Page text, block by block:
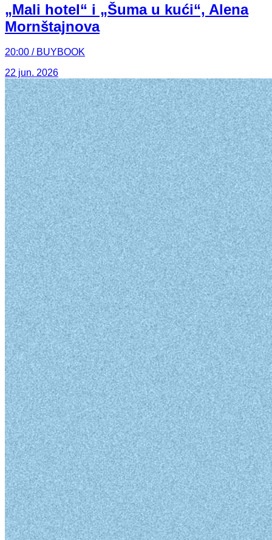
„Mali hotel“ i „Šuma u kući“, Alena
Mornštajnova
20:00 / BUYBOOK
22 jun. 2026